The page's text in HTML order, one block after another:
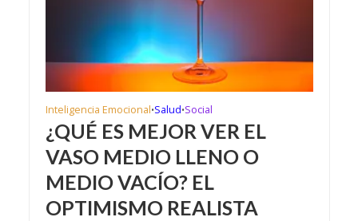
Inteligencia Emocional•Salud•Social
¿QUÉ ES MEJOR VER EL
VASO MEDIO LLENO O
MEDIO VACÍO? EL
OPTIMISMO REALISTA